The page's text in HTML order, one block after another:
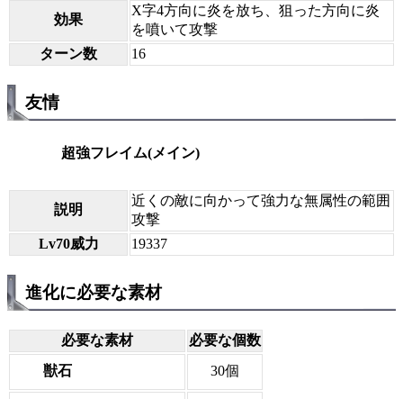
効果
X字4方向に炎を放ち、狙った方向に炎
を噴いて攻撃
ターン数
16
友情
超強フレイム(メイン)
説明
近くの敵に向かって強力な無属性の範囲
攻撃
Lv70威力
19337
進化に必要な素材
必要な素材
必要な個数
獣石
30個